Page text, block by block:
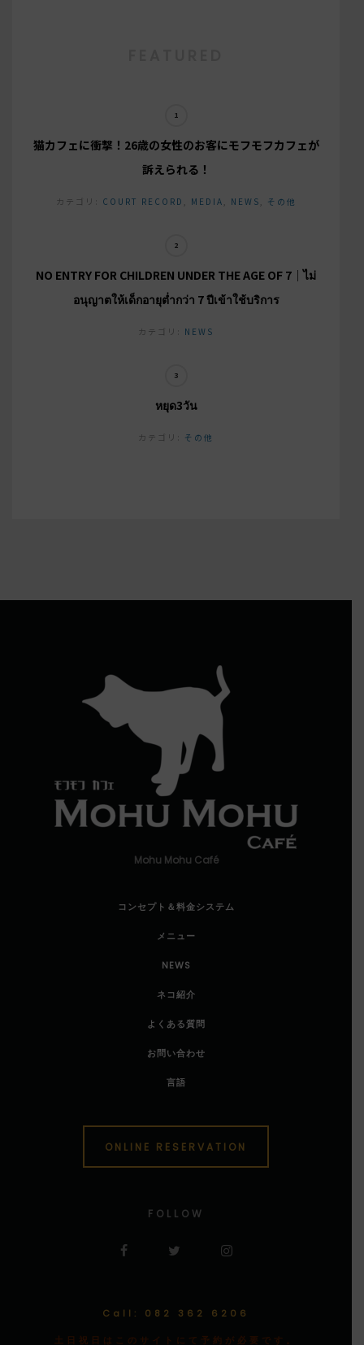
猫カフェに衝撃！26歳の女性のお客にモフモフカフェが
訴えられる！
カテゴリ: COURT RECORD MEDIA NEWS その他
NO ENTRY FOR CHILDREN UNDER THE AGE OF 7｜ไม่
อนุญาตให้เด็กอายุต่ำกว่า 7 ปีเข้าใช้บริการ
カテゴリ: NEWS
หยุด3วัน
カテゴリ: その他
Mohu Mohu Café
コンセプト＆料金システム
メニュー
NEWS
ネコ紹介
よくある質問
お問い合わせ
言語
ONLINE RESERVATION
FOLLOW
Call: 082 362 6206
土日祝日はこのサイトにて予約が必要です。